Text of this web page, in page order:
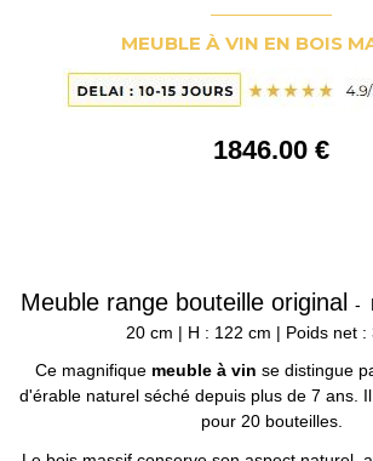
MEUBLE À VIN EN BOIS
1846.00 €
Meuble range bouteille original
-
20 cm | H : 122 cm | Poids net :
Ce magnifique meuble à vin se distingue
d'érable naturel séché depuis plus de 7 ans.
pour 20 bouteilles.